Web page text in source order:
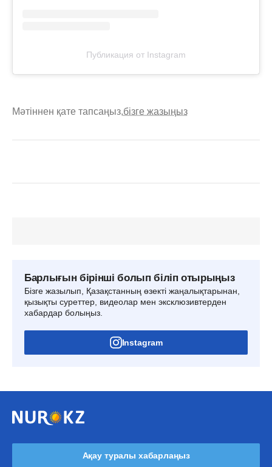
Публикация от Instagram
Мәтіннен қате тапсаңыз,бізге жазыңыз
Барлығын бірінші болып біліп отырыңыз
Бізге жазылып, Қазақстанның өзекті жаңалықтарынан,
қызықты суреттер, видеолар мен эксклюзивтерден
хабардар болыңыз.
Instagram
Ақау туралы хабарлаңыз